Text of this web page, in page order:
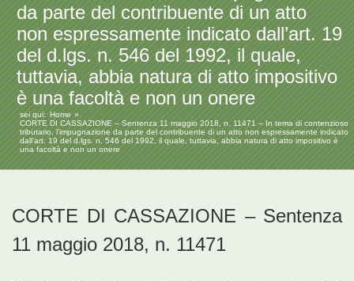
da parte del contribuente di un atto
non espressamente indicato dall’art. 19
del d.lgs. n. 546 del 1992, il quale,
tuttavia, abbia natura di atto impositivo
è una facoltà e non un onere
sei qui:
Home
CORTE DI CASSAZIONE – Sentenza 11 maggio 2018, n. 11471 – In tema di contenzioso
tributario, l’impugnazione da parte del contribuente di un atto non espressamente indicato
dall’art. 19 del d.lgs. n. 546 del 1992, il quale, tuttavia, abbia natura di atto impositivo è
una facoltà e non un onere
CORTE DI CASSAZIONE – Sentenza
11 maggio 2018, n. 11471